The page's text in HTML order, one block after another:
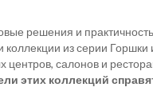
решения и практичность
из серии Горшки
салонов и
этих коллекций